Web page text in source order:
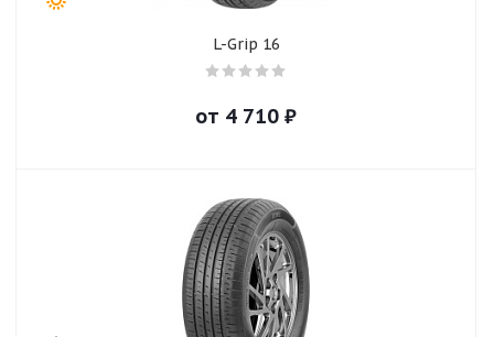
L-Grip 16
от 4 710 ₽